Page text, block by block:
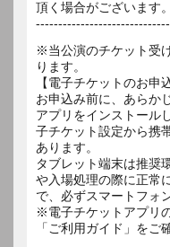
頂く場合がございます。
※当公演のチケット受
ります。
【電子チケットのお申
お申込み前に、あらか
アプリをインストール
子チケット設定から携
あります。
タブレット端末は推奨
や入場処理の際に正常
で、必ずスマートフォ
※電子チケットアプリ
「ご利用ガイド」をご